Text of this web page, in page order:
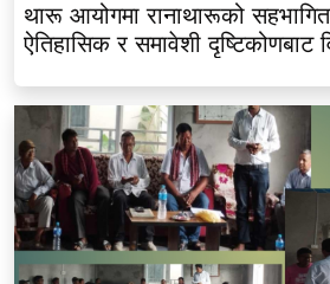
थारू आयोगमा रानाथारूको
ऐतिहासिक र समावेशी दृष्टिकोणबाट